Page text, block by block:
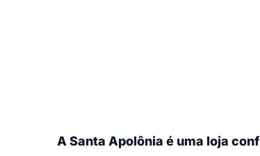
A Santa Apolônia é uma loja